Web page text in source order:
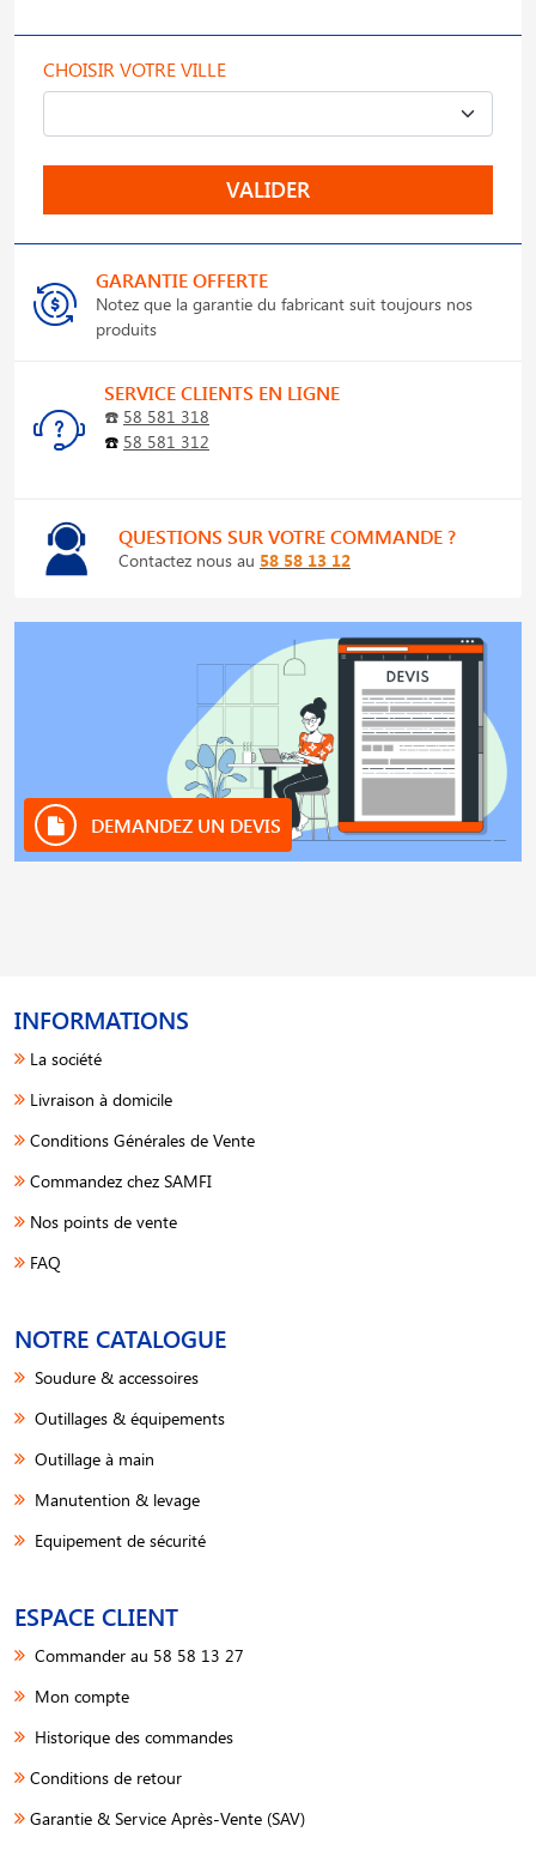
CHOISIR VOTRE VILLE
VALIDER
GARANTIE OFFERTE
Notez que la garantie du fabricant suit toujours nos
produits
SERVICE CLIENTS EN LIGNE
☎️ 58 581 318
☎️ 58 581 312
QUESTIONS SUR VOTRE COMMANDE ?
Contactez nous au 58 58 13 12
DEMANDEZ UN DEVIS
INFORMATIONS
La société
Livraison à domicile
Conditions Générales de Vente
Commandez chez SAMFI
Nos points de vente
FAQ
NOTRE CATALOGUE
Soudure & accessoires
Outillages & équipements
Outillage à main
Manutention & levage
Equipement de sécurité
ESPACE CLIENT
Commander au 58 58 13 27
Mon compte
Historique des commandes
Conditions de retour
Garantie & Service Après-Vente (SAV)